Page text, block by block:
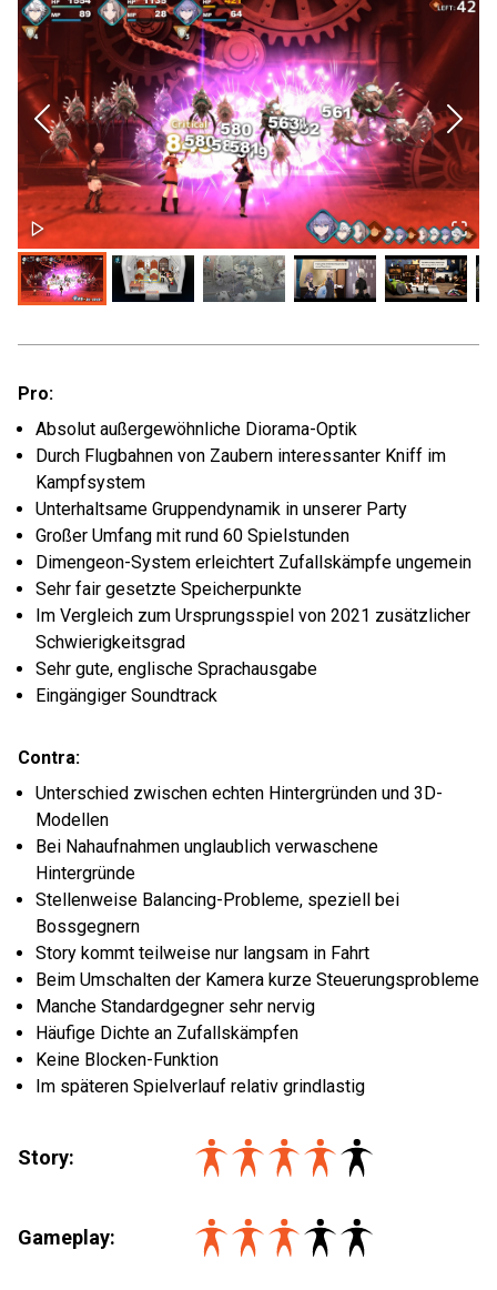
Pro:
Absolut außergewöhnliche Diorama-Optik
Durch Flugbahnen von Zaubern interessanter Kniff im
Kampfsystem
Unterhaltsame Gruppendynamik in unserer Party
Großer Umfang mit rund 60 Spielstunden
Dimengeon-System erleichtert Zufallskämpfe ungemein
Sehr fair gesetzte Speicherpunkte
Im Vergleich zum Ursprungsspiel von 2021 zusätzlicher
Schwierigkeitsgrad
Sehr gute, englische Sprachausgabe
Eingängiger Soundtrack
Contra:
Unterschied zwischen echten Hintergründen und 3D-
Modellen
Bei Nahaufnahmen unglaublich verwaschene
Hintergründe
Stellenweise Balancing-Probleme, speziell bei
Bossgegnern
Story kommt teilweise nur langsam in Fahrt
Beim Umschalten der Kamera kurze Steuerungsprobleme
Manche Standardgegner sehr nervig
Häufige Dichte an Zufallskämpfen
Keine Blocken-Funktion
Im späteren Spielverlauf relativ grindlastig
Story:
Gameplay: